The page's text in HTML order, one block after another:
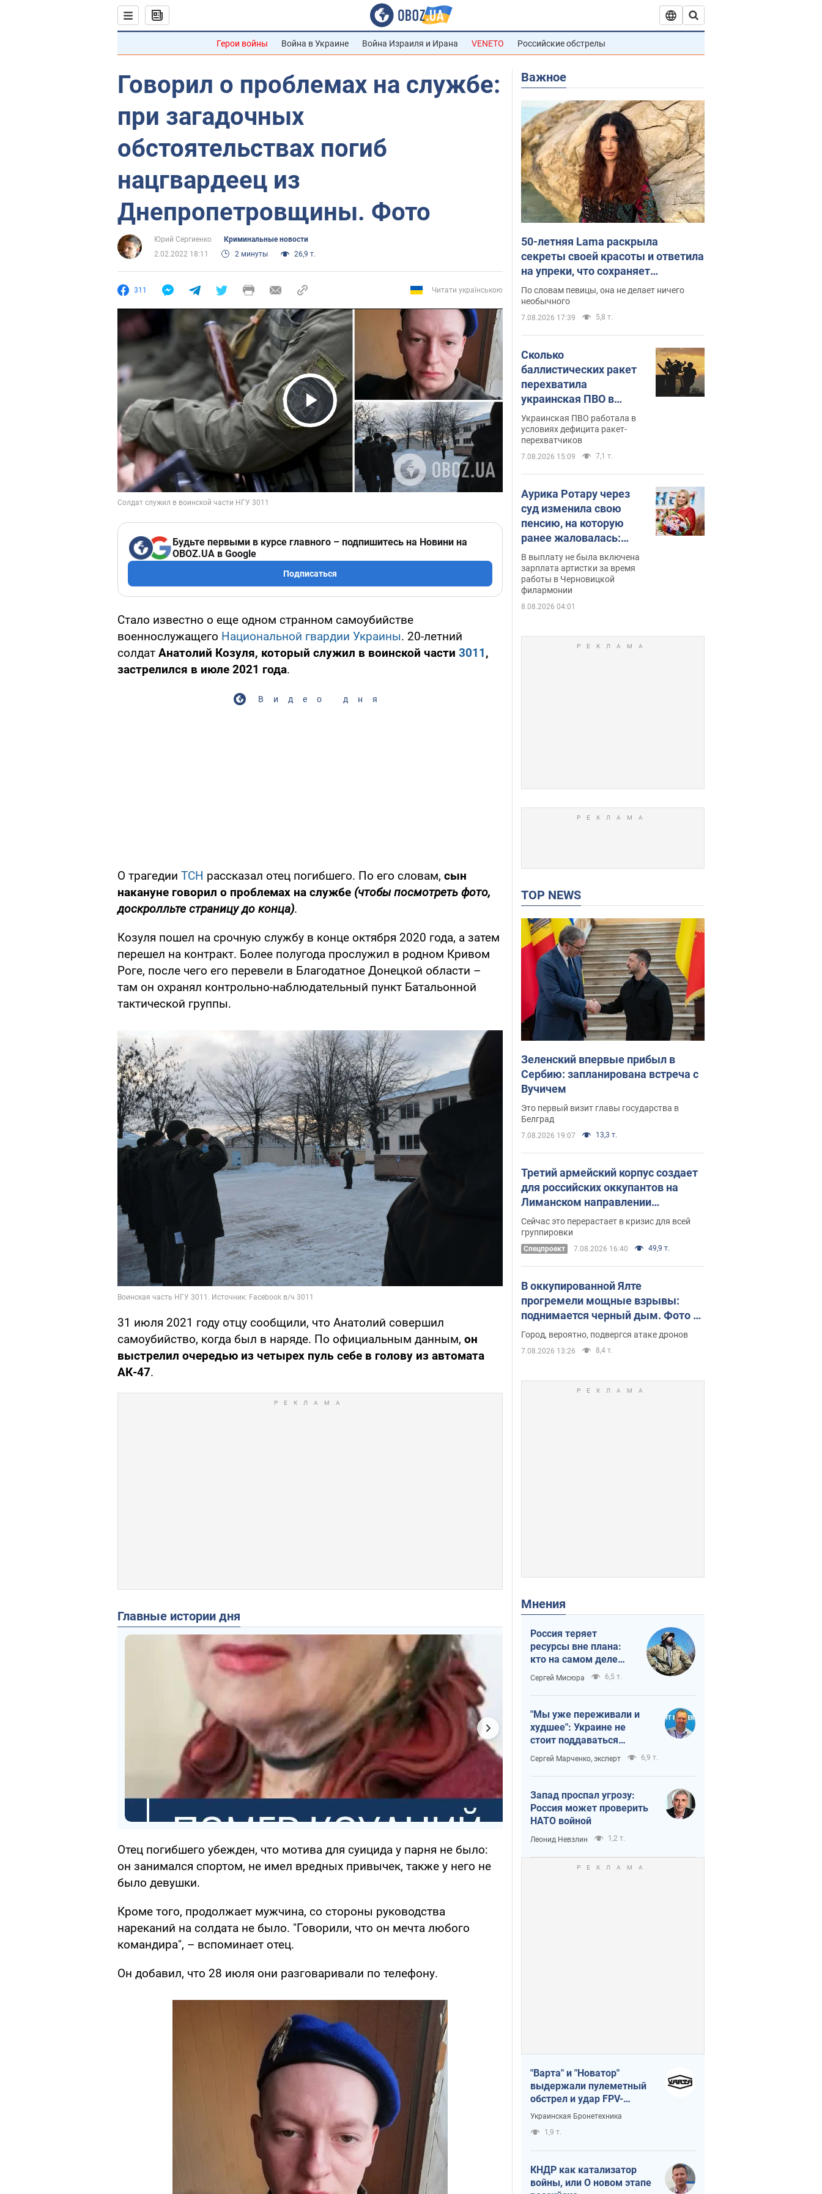
Герои войны Война в Украине Война Израиля и Ирана VENETO Российские обстрелы
Говорил о проблемах на службе:
при загадочных
обстоятельствах погиб
нацгвардеец из
Днепропетровщины. Фото
Юрий Сергиенко
Криминальные новости
2.02.2022 18:11
2 минуты 26,9 т.
311 Читати українською
Play Video
Будьте первыми в курсе главного – подпишитесь на Новини на
OBOZ.UA в Google
Подписаться
Стало известно о еще одном странном самоубийстве
военнослужащего Национальной гвардии Украины. 20-летний
солдат Анатолий Козуля, который служил в воинской части 3011,
застрелился в июле 2021 года.
Видео дня
О трагедии ТСН рассказал отец погибшего. По его словам, сын
накануне говорил о проблемах на службе (чтобы посмотреть фото,
доскролльте страницу до конца).
Козуля пошел на срочную службу в конце октября 2020 года, а затем
перешел на контракт. Более полугода прослужил в родном Кривом
Роге, после чего его перевели в Благодатное Донецкой области –
там он охранял контрольно-наблюдательный пункт Батальонной
тактической группы.
31 июля 2021 году отцу сообщили, что Анатолий совершил
самоубийство, когда был в наряде. По официальным данным, он
выстрелил очередью из четырех пуль себе в голову из автомата
АК-47.
Главные истории дня
Отец погибшего убежден, что мотива для суицида у парня не было:
он занимался спортом, не имел вредных привычек, также у него не
было девушки.
Кроме того, продолжает мужчина, со стороны руководства
нареканий на солдата не было. "Говорили, что он мечта любого
командира", – вспоминает отец.
Он добавил, что 28 июля они разговаривали по телефону.
Важное
50-летняя Lama раскрыла
секреты своей красоты и ответила
на упреки, что сохраняет
молодость, ведь у нее нет детей
По словам певицы, она не делает ничего
необычного
7.08.2026 17:39 5,8 т.
Сколько
баллистических ракет
перехватила
украинская ПВО в
июле: в Минобороны
назвали цифру
Украинская ПВО работала в
условиях дефицита ракет-
перехватчиков
7.08.2026 15:09 7,1 т.
Аурика Ротару через
суд изменила свою
пенсию, на которую
ранее жаловалась:
сколько получала
певица
В выплату не была включена
зарплата артистки за время
работы в Черновицкой
филармонии
8.08.2026 04:01
TOP NEWS
Зеленский впервые прибыл в
Сербию: запланирована встреча с
Вучичем
Это первый визит главы государства в
Белград
7.08.2026 19:07 13,3 т.
Третий армейский корпус создает
для российских оккупантов на
Лиманском направлении
критический дискомфорт: как это
удалось
Сейчас это перерастает в кризис для всей
группировки
Спецпроект 7.08.2026 16:40 49,9 т.
В оккупированной Ялте
прогремели мощные взрывы:
поднимается черный дым. Фото и
видео
Город, вероятно, подвергся атаке дронов
7.08.2026 13:26 8,4 т.
Мнения
Россия теряет
ресурсы вне плана:
кто на самом деле
диктует темп войны
Сергей Мисюра 6,5 т.
"Мы уже переживали и
худшее": Украине не
стоит поддаваться
отчаянию из-за
ракетного террора
Сергей Марченко, эксперт 6,9 т.
Запад проспал угрозу:
Россия может проверить
НАТО войной
Леонид Невзлин 1,2 т.
"Варта" и "Новатор"
выдержали пулеметный
обстрел и удар FPV-
дрона, сохранив жизнь
Украинская Бронетехника
1,9 т.
КНДР как катализатор
войны, или О новом этапе